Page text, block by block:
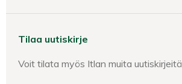
Tilaa uutiskirje
Voit tilata myös Itlan muita uutiskirjeitä.